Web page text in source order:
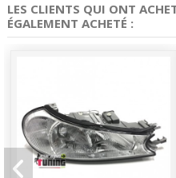
LES CLIENTS QUI ONT
ÉGALEMENT ACHETÉ :